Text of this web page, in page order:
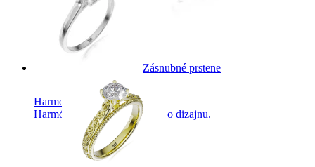
Harmony
Harmónia klasiky a moderného dizajnu.
Zásnubné prstene